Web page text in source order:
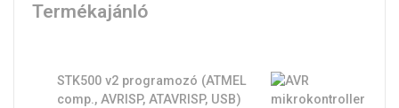
Termékajánló
STK500 v2 programozó (ATMEL
comp., AVRISP, ATAVRISP, USB)